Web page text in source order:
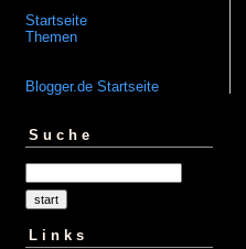
Startseite
Themen
Blogger.de Startseite
Suche
Links